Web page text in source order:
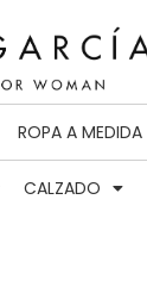
ROPA A MEDIDA
CALZADO